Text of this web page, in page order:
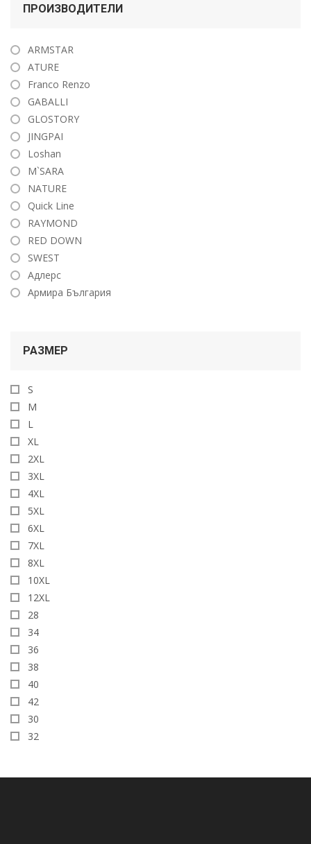
ПРОИЗВОДИТЕЛИ
ARMSTAR
ATURE
Franco Renzo
GABALLI
GLOSTORY
JINGPAI
Loshan
M`SARA
NATURE
Quick Line
RAYMOND
RED DOWN
SWEST
Адлерс
Армира България
РАЗМЕР
S
M
L
XL
2XL
3XL
4XL
5XL
6XL
7XL
8XL
10XL
12XL
28
34
36
38
40
42
30
32